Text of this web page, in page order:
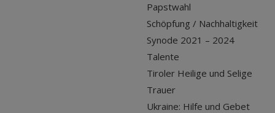
Papstwahl
Schöpfung / Nachhaltigkeit
Synode 2021 – 2024
Talente
Tiroler Heilige und Selige
Trauer
Ukraine: Hilfe und Gebet